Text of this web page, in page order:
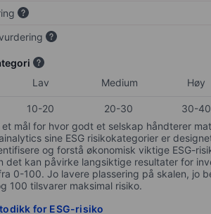
Lav Medium Høy
10-20 20-30 30-40
et mål for hvor godt et selskap håndterer
sine ESG risikokategorier er
og forstå økonomisk viktige ESG-
det kan påvirke langsiktige resultater for
0-100. Jo lavere plassering på skalen, jo
100 tilsvarer maksimal risiko.
for ESG-risiko